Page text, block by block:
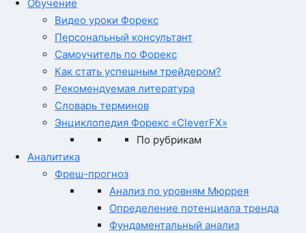
Обучение
Видео уроки Форекс
Персональный консультант
Самоучитель по Форекс
Как стать успешным трейдером?
Рекомендуемая литература
Словарь терминов
Энциклопедия Форекс «CleverFX»
По рубрикам
Аналитика
Фреш-прогноз
Анализ по уровням Мюррея
Определение потенциала тренда
Фундаментальный анализ